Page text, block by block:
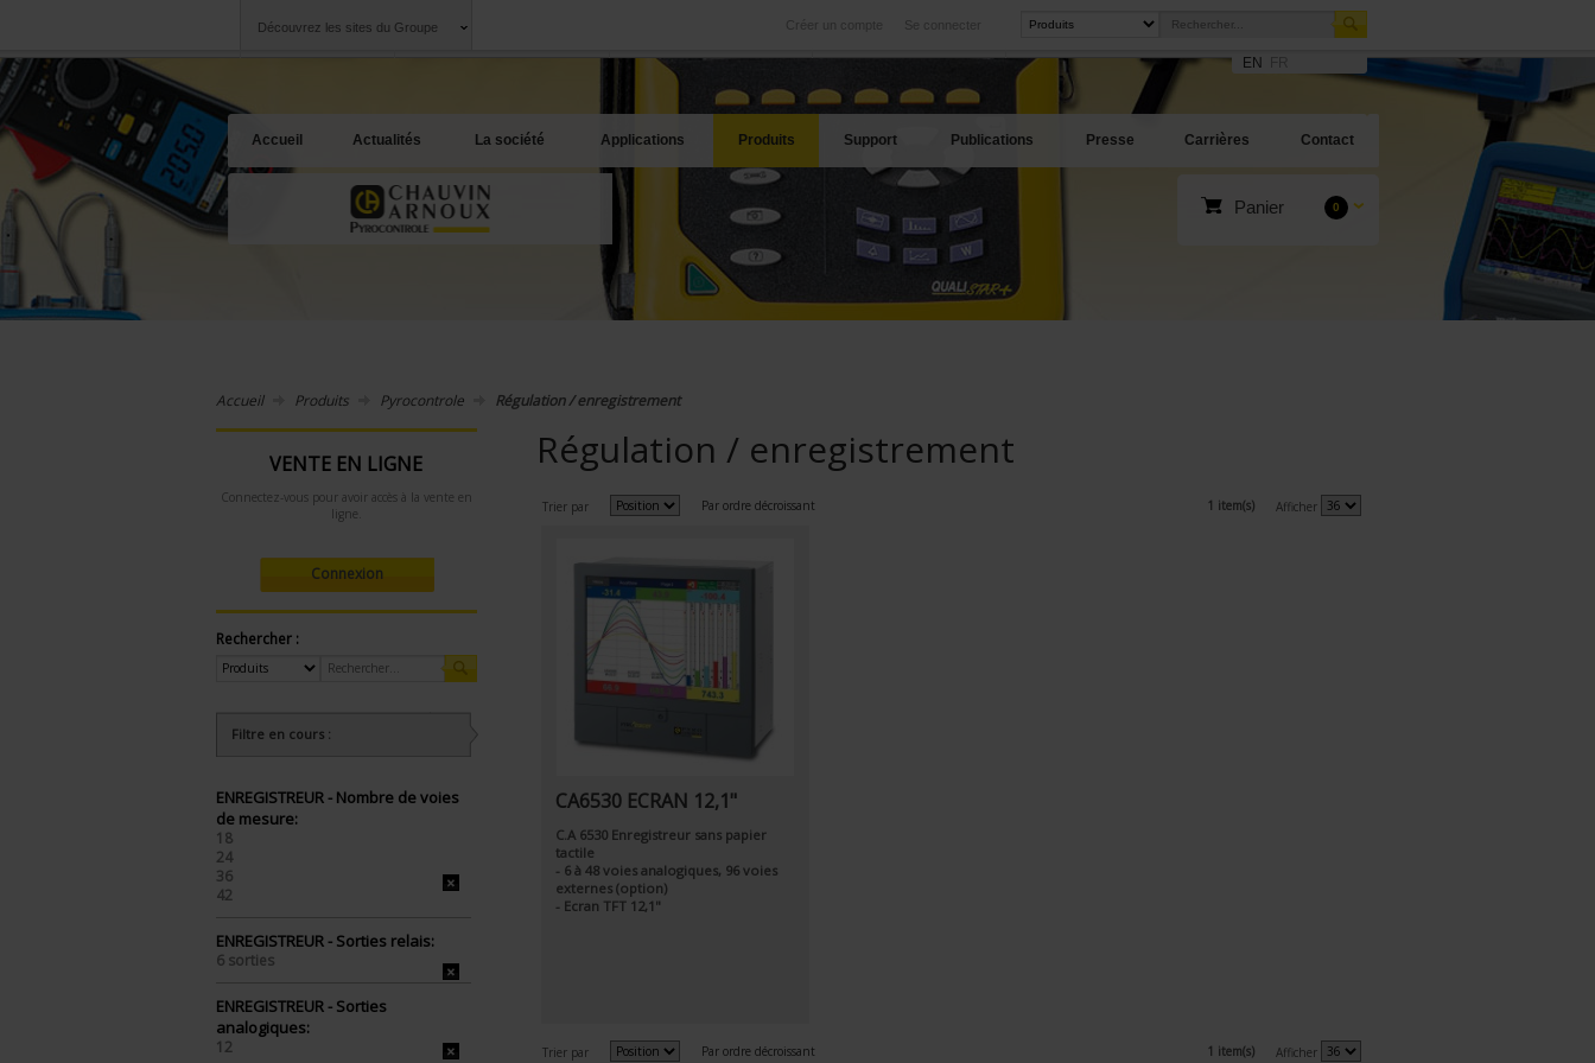
Découvrez les sites du Groupe Se connecter
Créer un compte
International
Nos filiales à l'étranger
Nos meilleures offres
EN
Accueil Actualités La société Applications Produits Support Publications Presse Carrières Contact
Panier 0
Accueil Produits Pyrocontrole Régulation / enregistrement
VENTE EN LIGNE
Connectez-vous pour avoir accès à la vente en
ligne.
Connexion
Rechercher :
Filtre en cours :
ENREGISTREUR - Nombre de voies
de mesure:
18
24
36
42
ENREGISTREUR - Sorties relais:
6 sorties
ENREGISTREUR - Sorties
analogiques:
12
Régulation / enregistrement
Trier par Par ordre décroissant 1 item(s) Afficher
CA6530 ECRAN 12,1"
C.A 6530 Enregistreur sans papier
tactile
- 6 à 48 voies analogiques, 96 voies
externes (option)
- Ecran TFT 12,1"
Trier par Par ordre décroissant 1 item(s) Afficher